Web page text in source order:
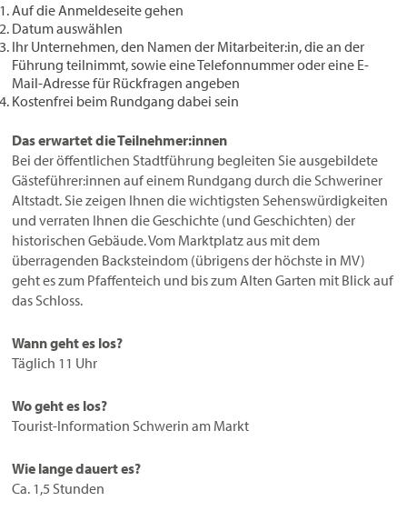
Auf die Anmeldeseite gehen
Datum auswählen
Ihr Unternehmen, den Namen der Mitarbeiter:in, die an der
Führung teilnimmt, sowie eine Telefonnummer oder eine E-
Mail-Adresse für Rückfragen angeben
Kostenfrei beim Rundgang dabei sein
Das erwartet die Teilnehmer:innen
Bei der öffentlichen Stadtführung begleiten Sie ausgebildete
Gästeführer:innen auf einem Rundgang durch die Schweriner
Altstadt. Sie zeigen Ihnen die wichtigsten Sehenswürdigkeiten
und verraten Ihnen die Geschichte (und Geschichten) der
historischen Gebäude. Vom Marktplatz aus mit dem
überragenden Backsteindom (übrigens der höchste in MV)
geht es zum Pfaffenteich und bis zum Alten Garten mit Blick auf
das Schloss.
Wann geht es los?
Täglich 11 Uhr
Wo geht es los?
Tourist-Information Schwerin am Markt
Wie lange dauert es?
Ca. 1,5 Stunden